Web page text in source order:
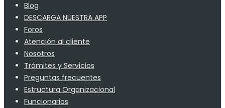
Blog
DESCARGA NUESTRA APP
Foros
Atención al cliente
Nosotros
Trámites y Servicios
Preguntas frecuentes
Estructura Organizacional
Funcionarios